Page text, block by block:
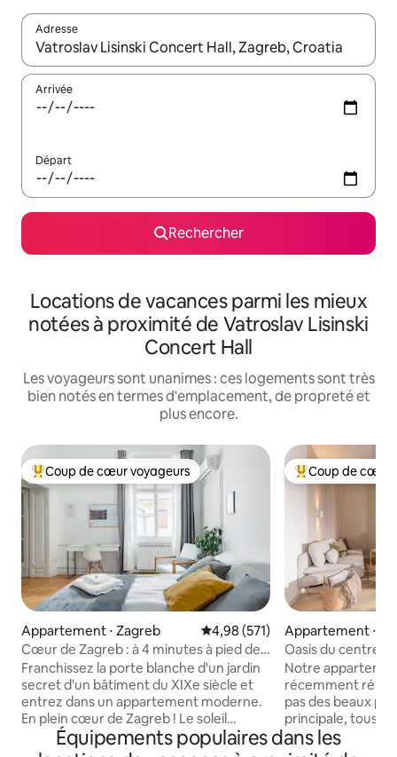
Adresse
Lorsque les résultats s'affichent, utilisez les flèches vers le
Arrivée
Départ
Rechercher
Locations de vacances parmi les mieux
notées à proximité de Vatroslav Lisinski
Concert Hall
Les voyageurs sont unanimes : ces logements sont très
bien notés en termes d'emplacement, de propreté et
plus encore.
Coups de cœur voyageurs les plus appréciés
Coup de cœur voyageurs
Appartement ⋅ Zagreb Évaluation moyenne sur la
4,98 (571)
Cœur de Zagreb : à 4 minutes à pied de
la place principale
Franchissez la porte blanche d'un jardin
secret d'un bâtiment du XIXe siècle et
entrez dans un appartement moderne.
En plein cœur de Zagreb ! Le soleil
pénètre par de hautes fenêtres pour
illuminer les parquets magnifiquement
Coups de cœur
Coup de cœur
Appartement ⋅
Oasis du centre-
terrasse et
Notre
récemment
pas des beaux
principale, tous
d'événements de
marché de Noël
Équipements populaires dans les